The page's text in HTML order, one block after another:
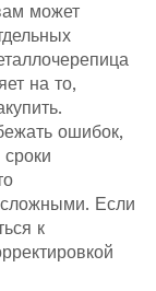
может
на то,
ошибок,
сложными. Если
к